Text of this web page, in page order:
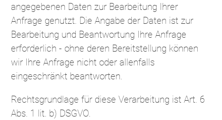
angegebenen Daten zur Bearbeitung Ihrer
Anfrage genutzt. Die Angabe der Daten ist zur
Bearbeitung und Beantwortung Ihre Anfrage
erforderlich - ohne deren Bereitstellung können
wir Ihre Anfrage nicht oder allenfalls
eingeschränkt beantworten.
Rechtsgrundlage für diese Verarbeitung ist Art. 6
Abs. 1 lit. b) DSGVO.